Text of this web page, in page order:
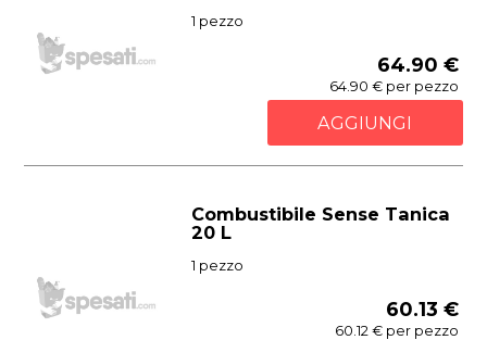
1 pezzo
64.90 €
64.90 € per pezzo
AGGIUNGI
Combustibile Sense Tanica
20 L
1 pezzo
60.13 €
60.12 € per pezzo